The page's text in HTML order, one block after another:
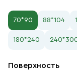
70*90 88*104
180*240
Поверхность